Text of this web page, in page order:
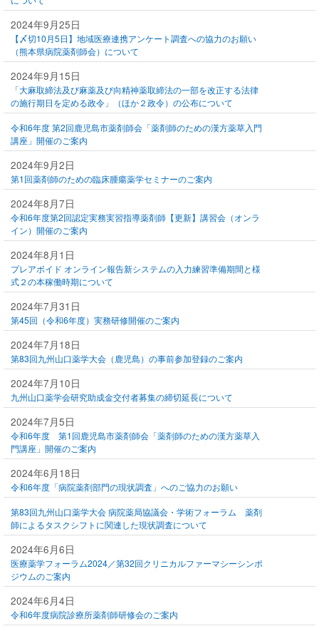
2024年9月25日
【〆切10月5日】地域医療連携アンケート調査への協力のお願い
（熊本県病院薬剤師会）について
2024年9月15日
「大麻取締法及び麻薬及び向精神薬取締法の一部を改正する法律
の施行期日を定める政令」（ほか２政令）の公布について
令和6年度 第2回鹿児島市薬剤師会「薬剤師のための漢方薬草入門
講座」開催のご案内
2024年9月2日
第1回薬剤師のための臨床腫瘍薬学セミナーのご案内
2024年8月7日
令和6年度第2回認定実務実習指導薬剤師【更新】講習会（オンラ
イン）開催のご案内
2024年8月1日
プレアボイド オンライン報告新システムの入力練習準備期間と様
式２の本稼働時期について
2024年7月31日
第45回（令和6年度）実務研修開催のご案内
2024年7月18日
第83回九州山口薬学大会（鹿児島）の事前参加登録のご案内
2024年7月10日
九州山口薬学会研究助成金交付者募集の締切延長について
2024年7月5日
令和6年度 第1回鹿児島市薬剤師会「薬剤師のための漢方薬草入
門講座」開催のご案内
2024年6月18日
令和6年度「病院薬剤部⾨の現状調査」へのご協⼒のお願い
第83回九州山口薬学大会 病院薬局協議会・学術フォーラム 薬剤
師によるタスクシフトに関連した現状調査について
2024年6月6日
医療薬学フォーラム2024／第32回クリニカルファーマシーシンポ
ジウムのご案内
2024年6月4日
令和6年度病院診療所薬剤師研修会のご案内